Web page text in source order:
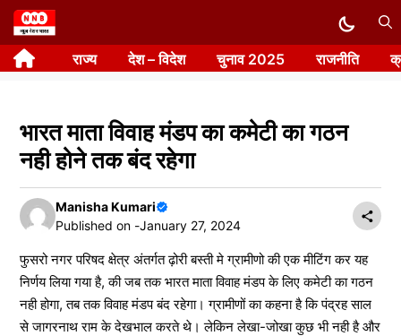
Skip
to
content राज्य देश – विदेश चुनाव 2025 राजनीति
भारत माता विवाह मंडप का कमेटी का गठन
नही होने तक बंद रहेगा
Manisha Kumari
Published on -January 27, 2024
फुसरो नगर परिषद क्षेत्र अंतर्गत ढ़ोरी बस्ती मे ग्रामीणो की एक मीटिंग कर यह
निर्णय लिया गया है, की जब तक भारत माता विवाह मंडप के लिए कमेटी का गठन
नही होगा, तब तक विवाह मंडप बंद रहेगा। ग्रामीणों का कहना है कि पंद्रह साल
से जागरनाथ राम के देखभाल करते थे। लेकिन लेखा-जोखा कुछ भी नही है और